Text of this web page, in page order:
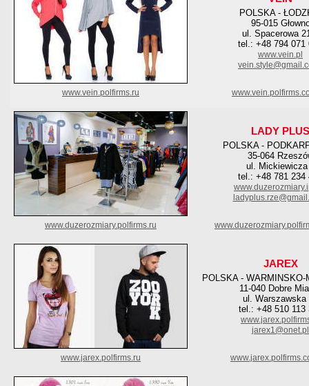
POLSKA -
95-015
ul. Spacerowa
tel.: +48 794 071
www.vein.pl
www.vein.polfirms.ru
LADY PLUS
POLSKA -
35-064
ul. Mickiewicza
tel.: +48 781 234
www.duzerozmiary.polfirms.ru
JAREX
POLSKA -
11-040 Dobre
ul. Warszawska
tel.: +48 510 113
jarex1@onet.pl
www.jarex.polfirms.ru